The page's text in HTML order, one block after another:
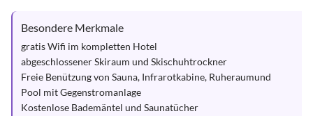
Besondere Merkmale
gratis Wifi im kompletten Hotel
abgeschlossener Skiraum und Skischuhtrockner
Freie Benützung von Sauna, Infrarotkabine, Ruheraumund
Pool mit Gegenstromanlage
Kostenlose Bademäntel und Saunatücher